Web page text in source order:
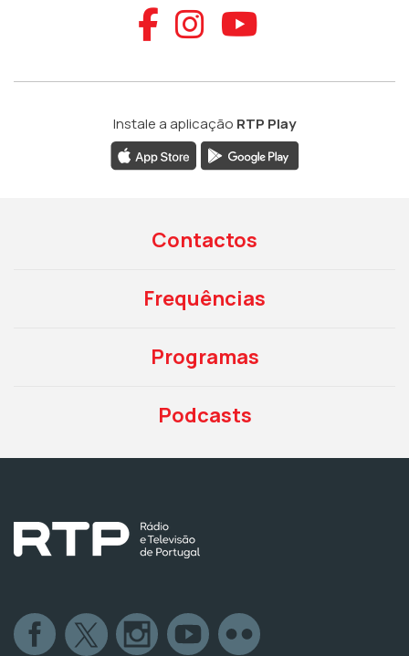
Aceder ao
Aceder ao
Aceder
Instale a aplicação RTP Play
Contactos
Frequências
Programas
Podcasts